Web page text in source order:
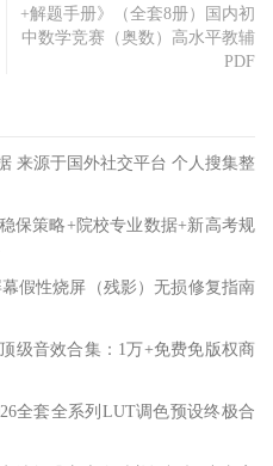
+解题手册》（全套8册）国内初
中数学竞赛（奥数）高水平教辅
PDF
来源于国外社交平台 个人搜集整
保策略+院校专业数据+新高考规
假性烧屏（残影）无损修复指南
级音效合集：1万+免费免版权商
全套全系列LUT调色预设终极合